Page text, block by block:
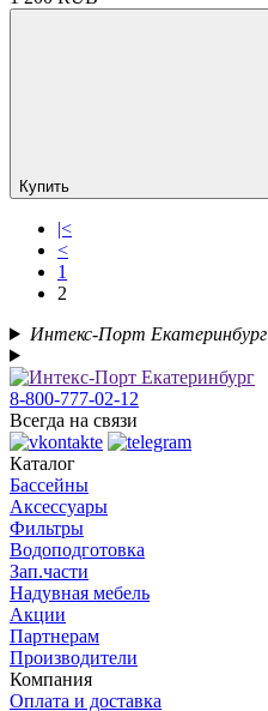
Купить
|<
<
1
2
Интекс-Порт Екатеринбург
8-800-777-02-12
Всегда на связи
Каталог
Бассейны
Аксессуары
Фильтры
Водоподготовка
Зап.части
Надувная мебель
Акции
Партнерам
Производители
Компания
Оплата и доставка